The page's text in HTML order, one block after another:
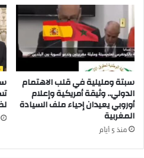
ب
ق
ى
ل
ح
ن
ي
و
ر
ا
ج
و
ي
ل
ل
ا
سبتة ومليلية في قلب الاهتمام
الدولي.. وثيقة أمريكية وإعلام
أوروبي يعيدان إحياء ملف السيادة
المغربية
منذ 5 أيام